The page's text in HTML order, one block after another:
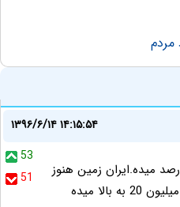
۱۳۹۶/۶/۱۴ ۱۴:۱۵:۵۴
53
51
آینده بالای 15 میلیون 22درصد میده.ایران زمین هنوز
میده